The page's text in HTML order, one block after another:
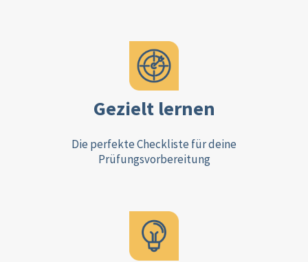
Gezielt lernen
Die perfekte Checkliste für deine
Prüfungsvorbereitung